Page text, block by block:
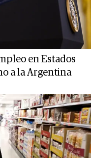
en Estados
a la Argentina